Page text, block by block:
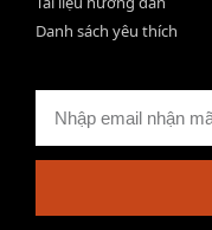
Danh sách yêu thích